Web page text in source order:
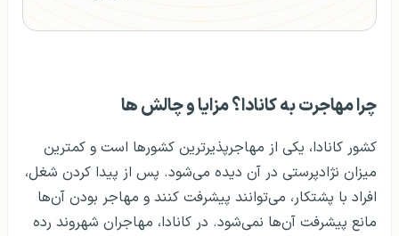
چرا مهاجرت به کانادا؟ مزایا و چالش ها
کشور کانادا، یکی از مهاجرپذیرترین کشورها است و کمترین
میزان نژادپرستی در آن دیده می‌شود. پس از پیدا کردن شغل،
افراد با پشتکار، می‌توانند پیشرفت کنند و مهاجر بودن آن‌ها
مانع پیشرفت آن‌ها نمی‌شود. در کانادا، مهاجران شهروند رده